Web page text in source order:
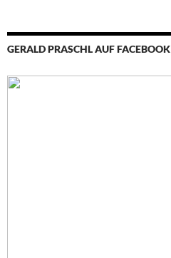
GERALD PRASCHL AUF FACEBOOK